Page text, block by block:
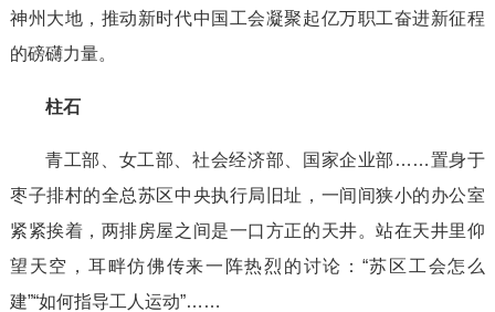
神州大地，推动新时代中国工会凝聚起亿万职工奋进新征程
的磅礴力量。
柱石
青工部、女工部、社会经济部、国家企业部……置身于
枣子排村的全总苏区中央执行局旧址，一间间狭小的办公室
紧紧挨着，两排房屋之间是一口方正的天井。站在天井里仰
望天空，耳畔仿佛传来一阵热烈的讨论：“苏区工会怎么
建”“如何指导工人运动”……